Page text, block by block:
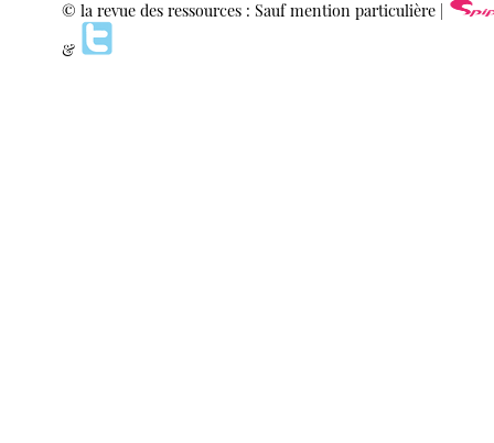
© la revue des ressources : Sauf mention particulière |
&